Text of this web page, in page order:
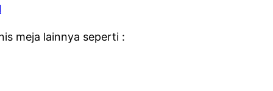
meja lainnya seperti :